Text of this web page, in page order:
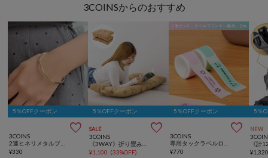
3COINSからのおすすめ
5％OFFクーポン

3COINS
¥330
5％OFFクーポン
SALE 
3COINS
¥1,100 (33%OFF)
5％OFFクーポン

3COINS
¥770
5％
NEW
¥